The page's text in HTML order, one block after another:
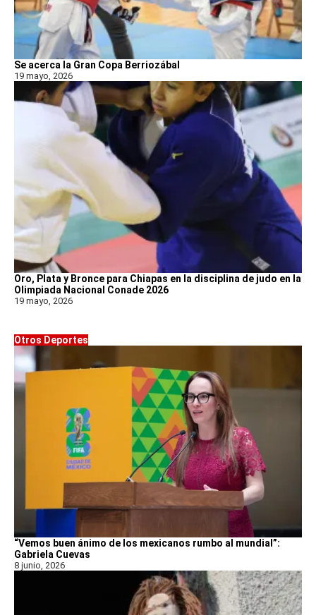
Se acerca la Gran Copa Berriozábal
19 mayo, 2026
Oro, Plata y Bronce para Chiapas en la disciplina de judo en la
Olimpiada Nacional Conade 2026
19 mayo, 2026
Otros Deportes
“Vemos buen ánimo de los mexicanos rumbo al mundial”:
Gabriela Cuevas
8 junio, 2026